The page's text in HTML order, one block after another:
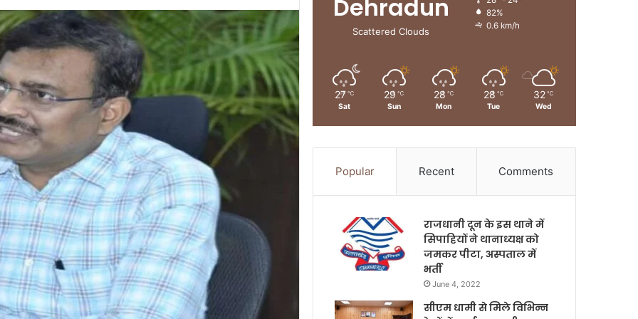
Dehradun
Scattered Clouds
82%
0.6 km/h
27 ℃
Sat
29 ℃
Sun
28 ℃
Mon
28 ℃
Tue
32 ℃
Wed
Popular Recent Comments
राजधानी दून के इस थाने में
सिपाहियों ने थानाध्यक्ष को
जमकर पीटा, अस्पताल में
भर्ती
June 4, 2022
सीएम धामी से मिले विभिन्न